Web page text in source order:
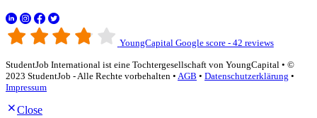
YoungCapital Google score - 42 reviews
StudentJob International ist eine Tochtergesellschaft von YoungCapital • ©
2023 StudentJob - Alle Rechte vorbehalten • AGB • Datenschutzerklärung •
Impressum
Close